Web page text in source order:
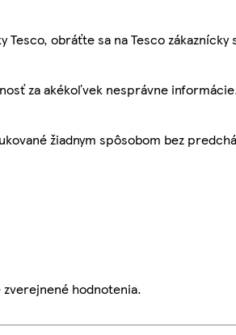
obráťte sa na Tesco
za akékoľvek nesprávne
žiadnym spôsobom bez
hodnotenia.